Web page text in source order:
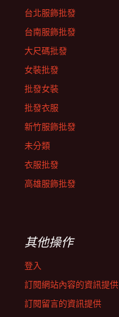
台北服飾批發
台南服飾批發
大尺碼批發
女裝批發
批發女裝
批發衣服
新竹服飾批發
未分類
衣服批發
高雄服飾批發
其他操作
登入
訂閱網站內容的資訊提供
訂閱留言的資訊提供